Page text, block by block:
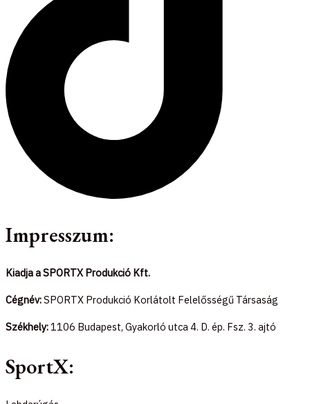
Impresszum:
Kiadja a SPORTX Produkció Kft.
Cégnév:SPORTX Produkció Korlátolt Felelősségű Társaság
Székhely:1106 Budapest, Gyakorló utca 4. D. ép. Fsz. 3. ajtó
SportX: